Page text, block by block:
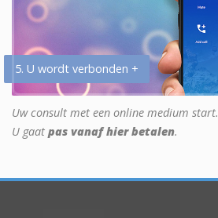
5. U wordt verbonden +
Uw consult met een online medium start.
U gaat pas vanaf hier betalen.